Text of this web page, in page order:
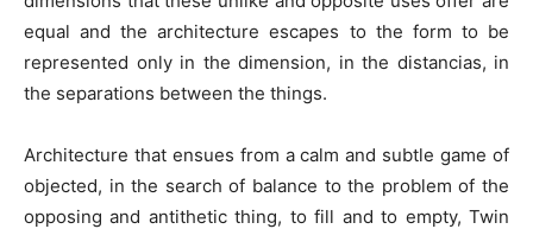
equal and the architecture escapes to the form to be
represented only in the dimension, in the distancias, in
the separations between the things.
Architecture that ensues from a calm and subtle game of
objected, in the search of balance to the problem of the
opposing and antithetic thing, to fill and to empty, Twin